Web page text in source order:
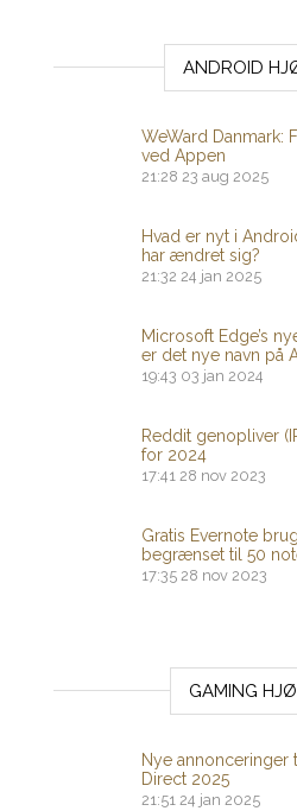
ANDROID
WeWard Danmark:
ved Appen
21:28 23 aug 2025
Hvad er nyt i
har ændret sig?
21:32 24 jan 2025
Microsoft Edge’s
er det nye navn på
19:43 03 jan 2024
Reddit genopliver
for 2024
17:41 28 nov 2023
Gratis Evernote
begrænset til 50
17:35 28 nov 2023
GAMING
Nye
Direct 2025
21:51 24 jan 2025